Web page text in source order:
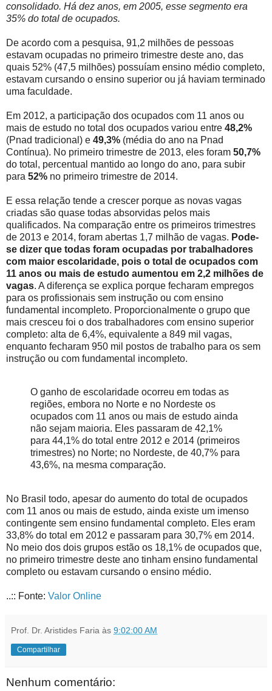
consolidado. Há dez anos, em 2005, esse segmento era
35% do total de ocupados.
De acordo com a pesquisa, 91,2 milhões de pessoas
estavam ocupadas no primeiro trimestre deste ano, das
quais 52% (47,5 milhões) possuíam ensino médio completo,
estavam cursando o ensino superior ou já haviam terminado
uma faculdade.
Em 2012, a participação dos ocupados com 11 anos ou
mais de estudo no total dos ocupados variou entre 48,2%
(Pnad tradicional) e 49,3% (média do ano na Pnad
Contínua). No primeiro trimestre de 2013, eles foram 50,7%
do total, percentual mantido ao longo do ano, para subir
para 52% no primeiro trimestre de 2014.
E essa relação tende a crescer porque as novas vagas
criadas são quase todas absorvidas pelos mais
qualificados. Na comparação entre os primeiros trimestres
de 2013 e 2014, foram abertas 1,7 milhão de vagas. Pode-
se dizer que todas foram ocupadas por trabalhadores
com maior escolaridade, pois o total de ocupados com
11 anos ou mais de estudo aumentou em 2,2 milhões de
vagas. A diferença se explica porque fecharam empregos
para os profissionais sem instrução ou com ensino
fundamental incompleto. Proporcionalmente o grupo que
mais cresceu foi o dos trabalhadores com ensino superior
completo: alta de 6,4%, equivalente a 849 mil vagas,
enquanto fecharam 950 mil postos de trabalho para os sem
instrução ou com fundamental incompleto.
O ganho de escolaridade ocorreu em todas as
regiões, embora no Norte e no Nordeste os
ocupados com 11 anos ou mais de estudo ainda
não sejam maioria. Eles passaram de 42,1%
para 44,1% do total entre 2012 e 2014 (primeiros
trimestres) no Norte; no Nordeste, de 40,7% para
43,6%, na mesma comparação.
No Brasil todo, apesar do aumento do total de ocupados
com 11 anos ou mais de estudo, ainda existe um imenso
contingente sem ensino fundamental completo. Eles eram
33,8% do total em 2012 e passaram para 30,7% em 2014.
No meio dos dois grupos estão os 18,1% de ocupados que,
no primeiro trimestre deste ano tinham ensino fundamental
completo ou estavam cursando o ensino médio.
..:: Fonte: Valor Online
Prof. Dr. Aristides Faria às 9:02:00 AM
Compartilhar
Nenhum comentário: